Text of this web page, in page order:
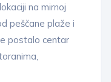
na mirnoj
peščane plaže i
postalo centar